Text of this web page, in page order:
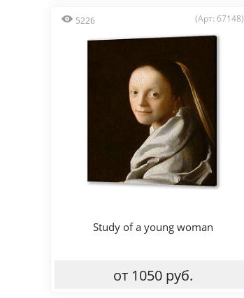
5226 (Арт: 67148)
Study of a young woman
от 1050 руб.